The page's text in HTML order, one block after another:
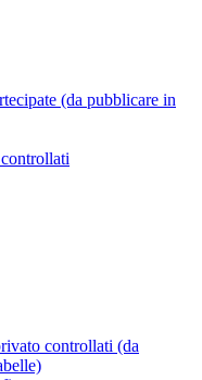
(da pubblicare in
controllati (da